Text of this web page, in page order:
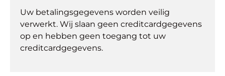
Uw betalingsgegevens worden veilig
verwerkt. Wij slaan geen creditcardgegevens
op en hebben geen toegang tot uw
creditcardgegevens.